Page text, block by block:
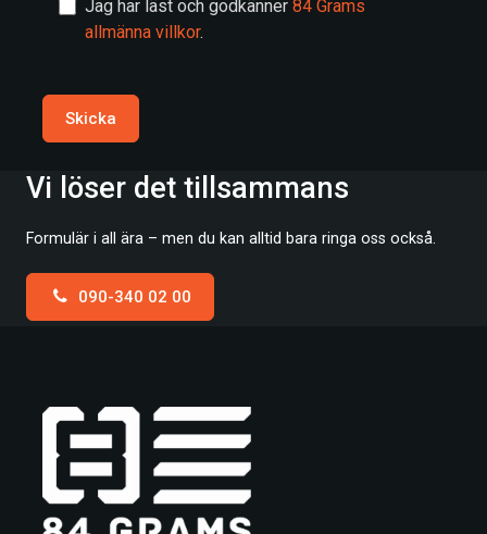
Jag har läst och godkänner 84 Grams
allmänna villkor.
Skicka
Vi löser det tillsammans
Formulär i all ära – men du kan alltid bara ringa oss också.
090-340 02 00